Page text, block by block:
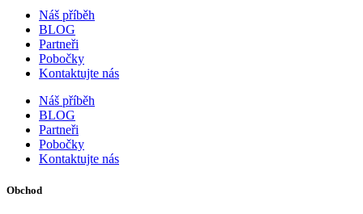
Náš příběh
BLOG
Partneři
Pobočky
Kontaktujte nás
Náš příběh
BLOG
Partneři
Pobočky
Kontaktujte nás
Obchod